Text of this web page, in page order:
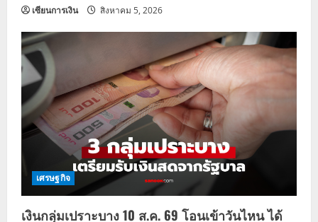
เซียนการเงิน สิงหาคม 5, 2026
เศรษฐกิจ
เงินกลุ่มเปราะบาง 10 ส.ค. 69 โอนเข้าวันไหน ได้